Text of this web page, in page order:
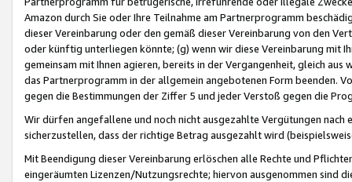
Amazon durch Sie oder Ihre Teilnahme am Partnerprogramm
dieser Vereinbarung oder den gemäß dieser Vereinbarung von den
oder künftig unterliegen könnte; (g) wenn wir diese Vereinbarung mit
gemeinsam mit Ihnen agieren, bereits in der Vergangenheit, gleich
das Partnerprogramm in der allgemein angebotenen Form beenden.
gegen die Bestimmungen der Ziffer 5 und jeder Verstoß gegen die
Wir dürfen angefallene und noch nicht ausgezahlte Vergütungen
sicherzustellen, dass der richtige Betrag ausgezahlt wird
Mit Beendigung dieser Vereinbarung erlöschen alle Rechte und
eingeräumten Lizenzen/Nutzungsrechte; hiervon ausgenommen sind